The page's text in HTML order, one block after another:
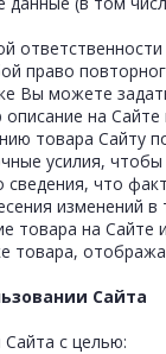
право
Вы можете
на
товара Сайту
усилия,
что
изменений
на Сайте
товара,
Сайта
с целью: